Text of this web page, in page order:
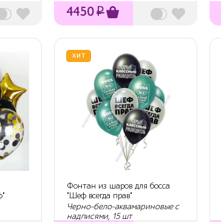
4450₽
ХИТ
Фонтан из шаров для босса
"Шеф всегда прав"
Черно-бело-аквамариновые с
надписями, 15 шт